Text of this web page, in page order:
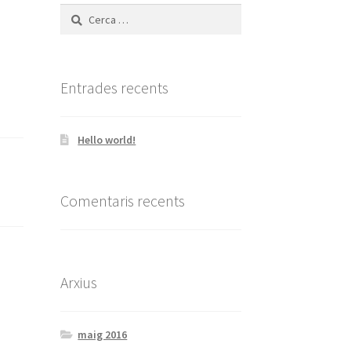
Cerca:
Entrades recents
Hello world!
Comentaris recents
Arxius
maig 2016